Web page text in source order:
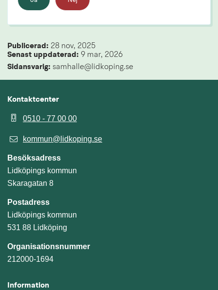
Publicerad: 28 nov, 2025
Senast uppdaterad: 9 mar, 2026
Sidansvarig: samhalle@lidkoping.se
Kontaktcenter
0510 - 77 00 00
kommun@lidkoping.se
Besöksadress
Lidköpings kommun
Skaragatan 8
Postadress
Lidköpings kommun
531 88 Lidköping
Organisationsnummer
212000-1694
Information